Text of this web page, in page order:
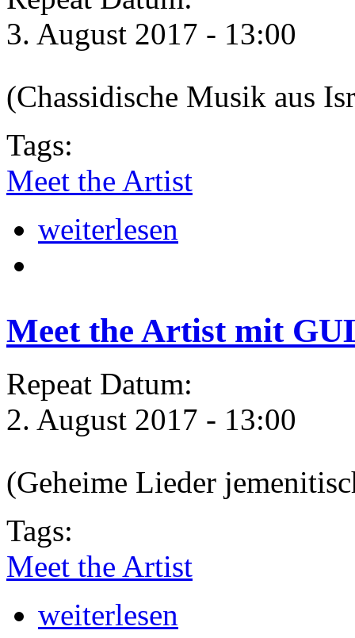
3. August 2017 - 13:00
(Chassidische Musik aus
Tags:
Meet the Artist
weiterlesen
Meet the Artist mit
Repeat Datum:
2. August 2017 - 13:00
(Geheime Lieder
Tags:
Meet the Artist
weiterlesen